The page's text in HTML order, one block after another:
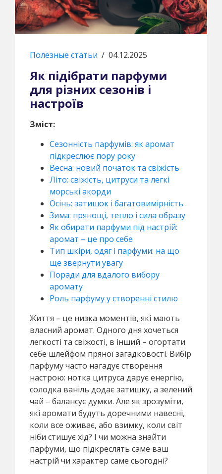
Полезные статьи / 04.12.2025
Як підібрати парфуми
для різних сезонів і
настроїв
Зміст:
Сезонність парфумів: як аромат
підкреслює пору року
Весна: новий початок та свіжість
Літо: свіжість, цитруси та легкі
морські акорди
Осінь: затишок і багатовимірність
Зима: прянощі, тепло і сила образу
Як обирати парфуми під настрій:
аромат – це про себе
Тип шкіри, одяг і парфуми: на що
ще звернути увагу
Поради для вдалого вибору
аромату
Роль парфуму у створенні стилю
Життя – це низка моментів, які мають
власний аромат. Одного дня хочеться
легкості та свіжості, в інший – огортати
себе шлейфом пряної загадковості. Вибір
парфуму часто нагадує створення
настрою: нотка цитруса дарує енергію,
солодка ваніль додає затишку, а зелений
чай – балансує думки. Але як зрозуміти,
які аромати будуть доречними навесні,
коли все оживає, або взимку, коли світ
ніби стишує хід? І чи можна знайти
парфуми, що підкреслять саме ваш
настрій чи характер саме сьогодні?